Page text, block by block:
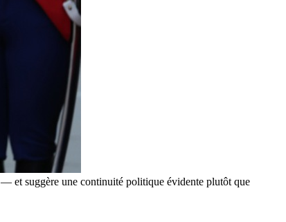
et suggère une continuité politique évidente plutôt que